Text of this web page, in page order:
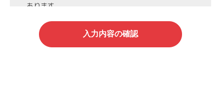
あります。
第3者への開示・委託先の管理
当社がお預かりする個人情報は、お客様の同意・承諾を
得た場合や法令等に基づく開示・提供が必要な場合、人